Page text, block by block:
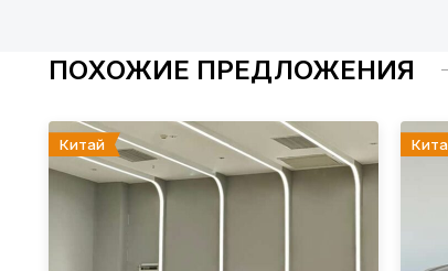
ПОХОЖИЕ ПРЕДЛОЖЕНИЯ
Китай